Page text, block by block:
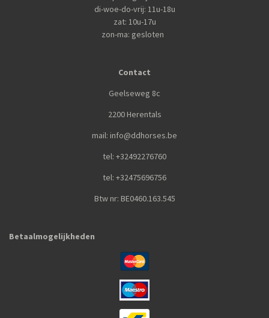
di-woe-do-vrij: 11u-18u
zat: 10u-17u
zon-ma: gesloten
Contact
Geelseweg 8c
2200 Herentals
mail: info@ddhorses.be
tel: +32492276760
tel: +32475696756
Btw nr: BE0460.163.545
Betaalmogelijkheden